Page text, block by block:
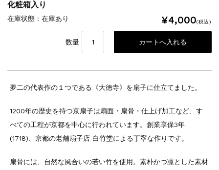
化粧箱入り
在庫状態 : 在庫あり ¥4,000(税込)
数量
夢二の代表作の１つである《大徳寺》を扇子に仕立てました。
1200年の歴史を持つ京扇子は扇面・扇骨・仕上げ加工など、す
べての工程が京都を中心に行われています。創業享保3年
(1718)、京都の老舗扇子店 白竹堂による丁寧な作りです。
扇骨には、自然な風合いの若い竹を使用。素朴かつ凛とした素材